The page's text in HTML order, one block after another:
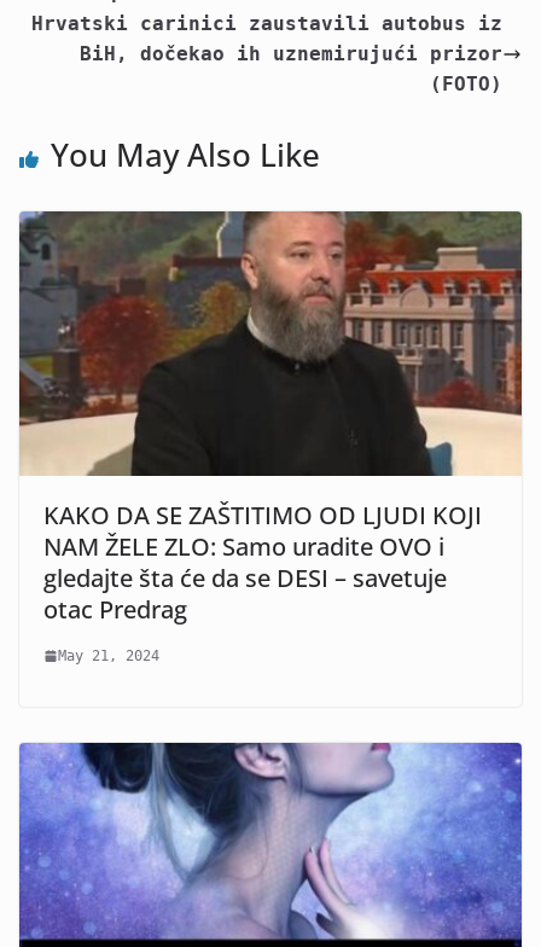
Hrvatski carinici zaustavili autobus iz
BiH, dočekao ih uznemirujući prizor
(FOTO)
You May Also Like
KAKO DA SE ZAŠTITIMO OD LJUDI KOJI
NAM ŽELE ZLO: Samo uradite OVO i
gledajte šta će da se DESI – savetuje
otac Predrag
May 21, 2024